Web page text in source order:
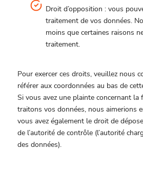
Droit d’opposition : vous
traitement de vos données.
moins que certaines raisons
traitement.
Pour exercer ces droits, veuillez nous
référer aux coordonnées au bas de
Si vous avez une plainte concernant la
traitons vos données, nous aimerions
vous avez également le droit de
de l’autorité de contrôle (l’autorité
des données).